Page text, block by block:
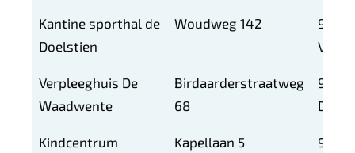
Kantine sporthal de
Doelstien
Woudweg 142
9101
VP
Verpleeghuis De
Waadwente
Birdaarderstraatweg
68
9101
DA
Kindcentrum
Kapellaan 5
9101